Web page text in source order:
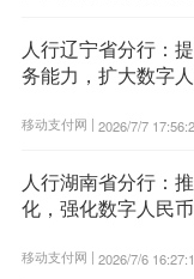
人行辽宁省分行：
务能力，扩大数字
移动支付网 | 2026/7/7
人行湖南省分行：
化，强化数字人民
移动支付网 | 2026/7/6